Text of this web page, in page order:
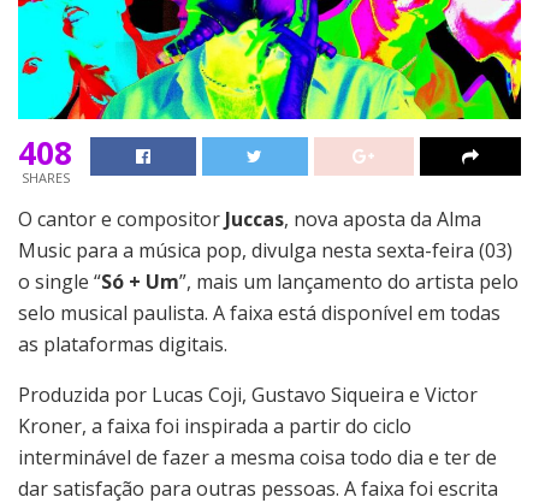
408
SHARES
O cantor e compositor Juccas, nova aposta da Alma
Music para a música pop, divulga nesta sexta-feira (03)
o single “Só + Um”, mais um lançamento do artista pelo
selo musical paulista. A faixa está disponível em todas
as plataformas digitais.
Produzida por Lucas Coji, Gustavo Siqueira e Victor
Kroner, a faixa foi inspirada a partir do ciclo
interminável de fazer a mesma coisa todo dia e ter de
dar satisfação para outras pessoas. A faixa foi escrita